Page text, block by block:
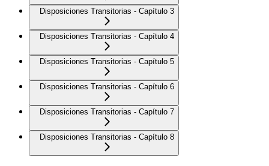
Disposiciones Transitorias - Capítulo 3
Disposiciones Transitorias - Capítulo 4
Disposiciones Transitorias - Capítulo 5
Disposiciones Transitorias - Capítulo 6
Disposiciones Transitorias - Capítulo 7
Disposiciones Transitorias - Capítulo 8